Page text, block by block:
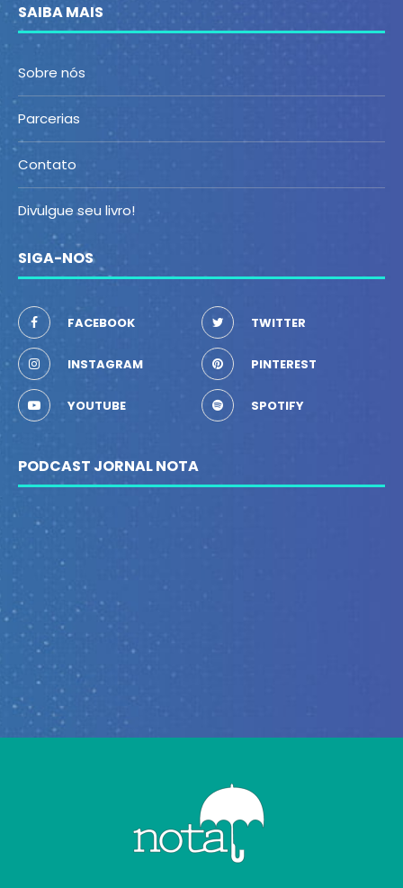
SAIBA MAIS
Sobre nós
Parcerias
Contato
Divulgue seu livro!
SIGA-NOS
FACEBOOK TWITTER
INSTAGRAM PINTEREST
YOUTUBE SPOTIFY
PODCAST JORNAL NOTA